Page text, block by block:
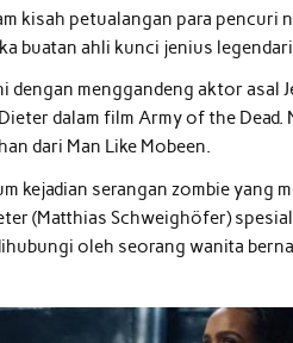
kisah petualangan para pencuri
buatan ahli kunci jenius
dengan menggandeng aktor asal
dalam film Army of the Dead.
dari Man Like Mobeen.
kejadian serangan zombie yang
(Matthias Schweighöfer)
oleh seorang wanita